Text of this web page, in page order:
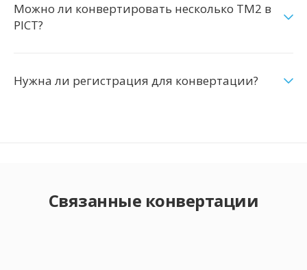
Можно ли конвертировать несколько TM2 в
PICT?
Нужна ли регистрация для конвертации?
Связанные конвертации